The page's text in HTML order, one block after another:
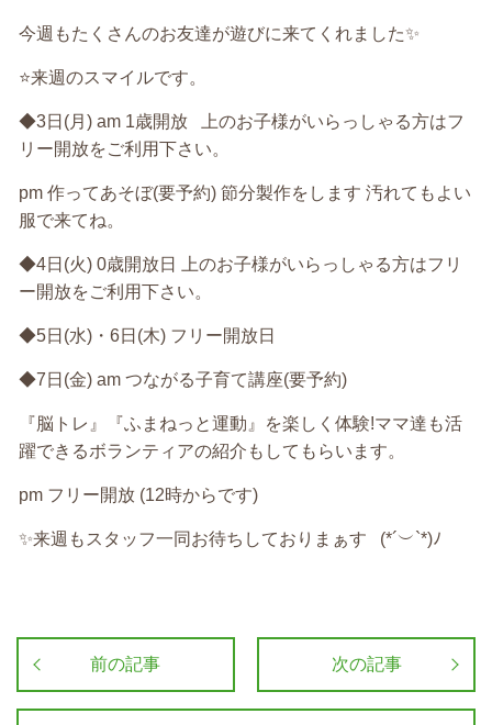
今週もたくさんのお友達が遊びに来てくれました✨
⭐️来週のスマイルです。
◆3日(月) am 1歳開放 上のお子様がいらっしゃる方はフ
リー開放をご利用下さい。
pm 作ってあそぼ(要予約) 節分製作をします 汚れてもよい
服で来てね。
◆4日(火) 0歳開放日 上のお子様がいらっしゃる方はフリ
ー開放をご利用下さい。
◆5日(水)・6日(木) フリー開放日
◆7日(金) am つながる子育て講座(要予約)
『脳トレ』『ふまねっと運動』を楽しく体験!ママ達も活
躍できるボランティアの紹介もしてもらいます。
pm フリー開放 (12時からです)
✨来週もスタッフ一同お待ちしておりまぁす (*´︶`*)ﾉ
前の記事 次の記事